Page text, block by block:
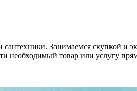
Занимаемся скупкой и
необходимый товар или услугу